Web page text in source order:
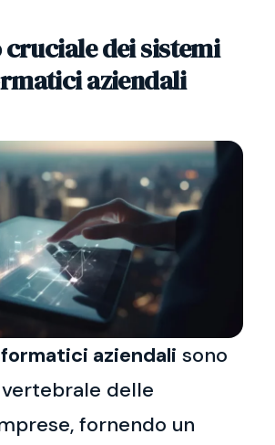
dei sistemi
aziendali
aziendali sono
delle
fornendo un